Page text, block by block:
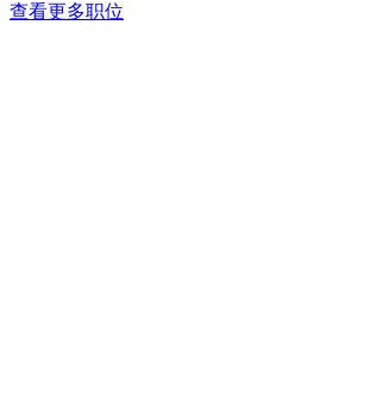
查看更多职位